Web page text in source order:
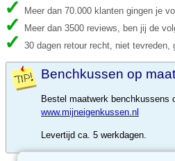
Meer dan 70.000 klanten gingen je
Meer dan 3500 reviews, ben jij de
30 dagen retour recht, niet tevreden,
Benchkussen op
Bestel maatwerk benchkussens
www.mijneigenkussen.nl
Levertijd ca. 5 werkdagen.